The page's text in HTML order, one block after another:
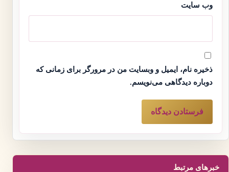
وب‌ سایت
ذخیره نام، ایمیل و وبسایت من در مرورگر برای زمانی که
دوباره دیدگاهی می‌نویسم.
خبرهای مرتبط